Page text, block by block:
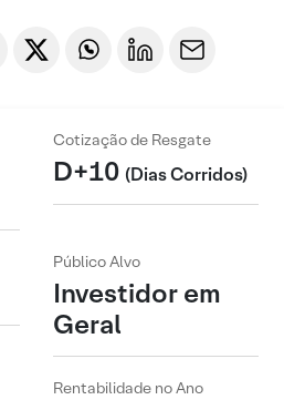
Cotização de Resgate
D+10 (Dias Corridos)
Público Alvo
Investidor em
Geral
Rentabilidade no Ano